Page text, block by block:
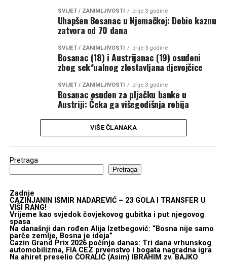
SVIJET / ZANIMLJIVOSTI prije 3 godine
Uhapšen Bosanac u Njemačkoj: Dobio kaznu
zatvora od 70 dana
SVIJET / ZANIMLJIVOSTI prije 3 godine
Bosanac (18) i Austrijanac (19) osuđeni
zbog sek*ualnog zlostavljana djevojčice
SVIJET / ZANIMLJIVOSTI prije 3 godine
Bosanac osuđen za pljačku banke u
Austriji: Čeka ga višegodišnja robija
VIŠE ČLANAKA
Pretraga
Pretraga
Zadnje
CAZINJANIN ISMIR NADAREVIĆ – 23 GOLA I TRANSFER U
VIŠI RANG!
Vrijeme kao svjedok čovjekovog gubitka i put njegovog
spasa
Na današnji dan rođen Alija Izetbegović: “Bosna nije samo
parče zemlje, Bosna je ideja”
Cazin Grand Prix 2026 počinje danas: Tri dana vrhunskog
automobilizma, FIA CEZ prvenstvo i bogata nagradna igra
Na ahiret preselio ĆORALIĆ (Asim) IBRAHIM zv. BAJKO